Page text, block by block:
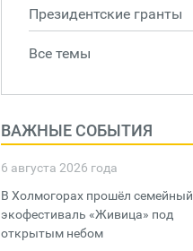
Президентские гранты
Все темы
ВАЖНЫЕ СОБЫТИЯ
6 августа 2026 года
В Холмогорах прошёл семейный
экофестиваль «Живица» под
открытым небом